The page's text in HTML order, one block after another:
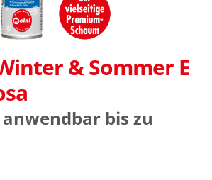
& Sommer E
bis zu